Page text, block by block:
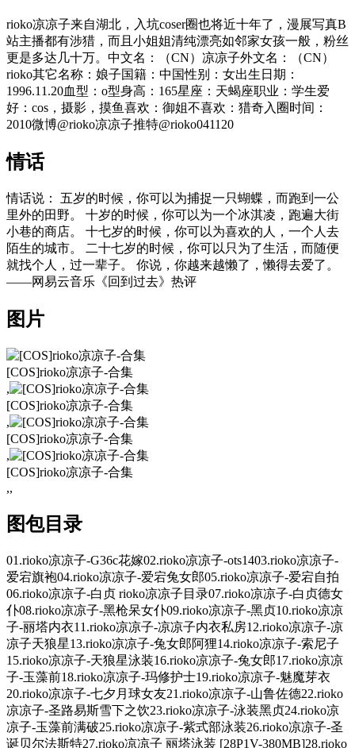
rioko凉凉子来自湖北，入坑coser圈也将近十年了，漫展写真B
站主播都有涉猎，而且小姐姐清纯漂亮如邻家女孩一般，粉丝
更是多达几十万。中文名：（CN）凉凉子外文名：（CN）
rioko其它名称：娘子国籍：中国性别：女出生日期：
1996.11.20血型：o型身高：165星座：天蝎座职业：学生爱
好：cos，摄影，摸鱼喜欢：御姐不喜欢：猎奇入圈时间：
2010微博@rioko凉凉子推特@rioko041120
情话
情话说： 五岁的时候，你可以为捕捉一只蝴蝶，而跑到一公
里外的田野。 十岁的时候，你可以为一个冰淇凌，跑遍大街
小巷的商店。 十七岁的时候，你可以为喜欢的人，一个人去
陌生的城市。 二十七岁的时候，你可以只为了生活，而随便
就找个人，过一辈子。 你说，你越来越懒了，懒得去爱了。
——网易云音乐《回到过去》热评
图片
[COS]rioko凉凉子-合集
,
[COS]rioko凉凉子-合集
,
[COS]rioko凉凉子-合集
,
[COS]rioko凉凉子-合集
,,
图包目录
01.rioko凉凉子-G36c花嫁02.rioko凉凉子-ots1403.rioko凉凉子-
爱宕旗袍04.rioko凉凉子-爱宕兔女郎05.rioko凉凉子-爱宕自拍
06.rioko凉凉子-白贞 rioko凉凉子目录07.rioko凉凉子-白贞德女
仆08.rioko凉凉子-黑枪呆女仆09.rioko凉凉子-黑贞10.rioko凉凉
子-丽塔内衣11.rioko凉凉子-凉凉子内衣私房12.rioko凉凉子-凉
凉子天狼星13.rioko凉凉子-兔女郎阿狸14.rioko凉凉子-索尼子
15.rioko凉凉子-天狼星泳装16.rioko凉凉子-兔女郎17.rioko凉凉
子-玉藻前18.rioko凉凉子-玛修护士19.rioko凉凉子-魅魔芽衣
20.rioko凉凉子-七夕月球女友21.rioko凉凉子-山鲁佐德22.rioko
凉凉子-圣路易斯雪下之饮23.rioko凉凉子-泳装黑贞24.rioko凉
凉子-玉藻前满破25.rioko凉凉子-紫式部泳装26.rioko凉凉子-圣
诞贝尔法斯特27.rioko凉凉子 丽塔泳装 [28P1V-380MB]28.rioko